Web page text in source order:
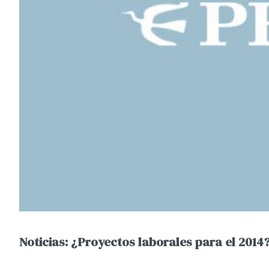
Noticias: ¿Proyectos laborales para el